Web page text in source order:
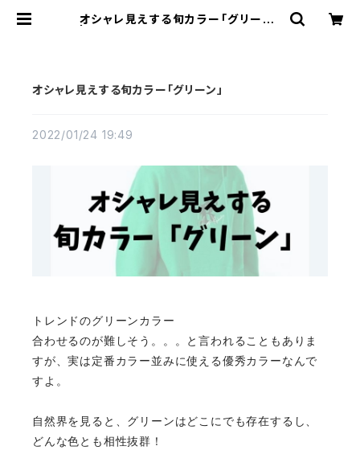
オシャレ見えする旬カラー「グリーン」
オシャレ見えする旬カラー「グリーン」
2022/01/24 19:49
トレンドのグリーンカラー
合わせるのが難しそう。。。と言われることもありま
すが、実は定番カラー並みに使える優秀カラーなんで
すよ。
自然界を見ると、グリーンはどこにでも存在するし、
どんな色とも相性抜群！